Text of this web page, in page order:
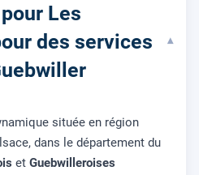
Les
des services
▾
située en région
dans le département du
et Guebwilleroises